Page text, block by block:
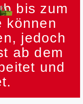
bis zum
können
jedoch
ab dem
und